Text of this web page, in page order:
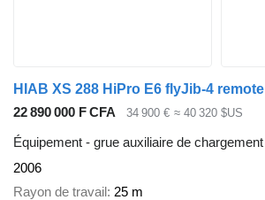
HIAB XS 288 HiPro E6 flyJib-4
22 890 000 F CFA
34 900 € ≈ 40 320 $US
Équipement - grue auxiliaire de chargement
2006
Rayon de travail 25 m